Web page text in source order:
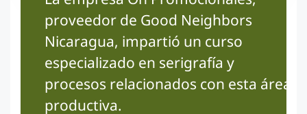
proveedor de Good Neighbors
Nicaragua, impartió un curso
especializado en serigrafía y
procesos relacionados con esta área
productiva.